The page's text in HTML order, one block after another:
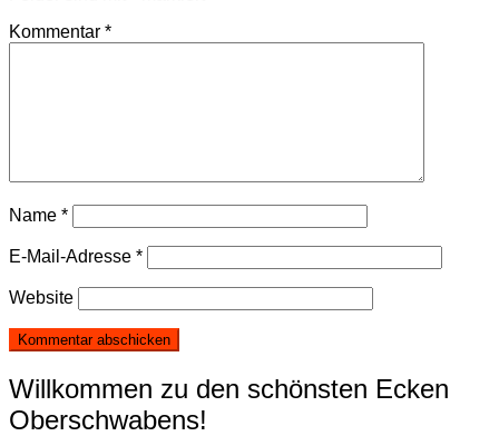
Kommentar *
Name *
E-Mail-Adresse *
Website
Willkommen zu den schönsten Ecken
Oberschwabens!